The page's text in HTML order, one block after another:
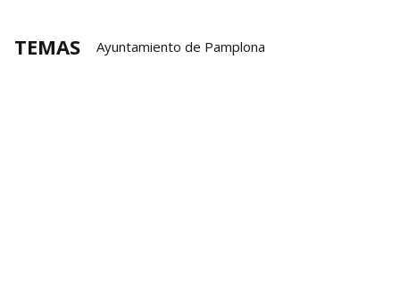
TEMAS Ayuntamiento de Pamplona